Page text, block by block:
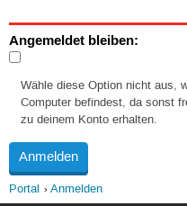
Angemeldet bleiben:
Wähle diese Option nicht aus,
Computer befindest, da sonst
zu deinem Konto erhalten.
Portal Anmelden